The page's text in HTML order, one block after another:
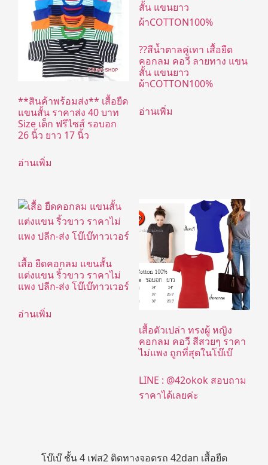
**สินค้าพร้อมส่ง** เสื้อยืด
แขนสั้น ราคาส่ง 40 บาท
Size เด็ก ฟรีไซส์ รอบอก
26 นิ้ว ยาว 17 นิ้ว
อ่านเพิ่ม
??สีน้ำตาลคู่เทา เสื้อยืด
คอกลม คอวี ลายทาง แขน
สั้น แขนยาว
ผ้าCOTTON100%
อ่านเพิ่ม
เสื้อ ยืดคอกลม แขนสั้น
แต่งแขน ริ้วขาว ราคาไม่
แพง ปลีก-ส่ง โบ๊เบ๊ทาวเวอร์
อ่านเพิ่ม
เสื้อตัวเปล่า ทรงผู้ หญิง
คอกลม คอวี สีสวยๆ ราคา
ไม่แพง ถูกที่สุดในโบ๊เบ๊
LINE : @42okok สอบถาม
ราคาได้เลยค่ะ
โบ๊เบ๊ ชั้น 4 เฟส2 ติดทางจอดรถ 42dan เสื้อยืด